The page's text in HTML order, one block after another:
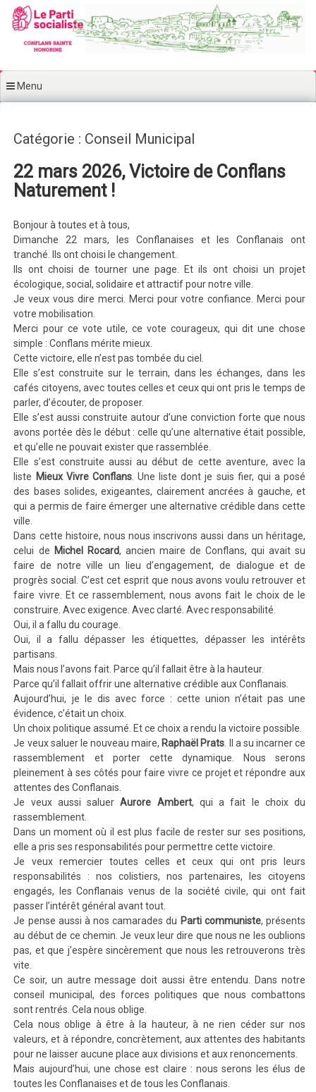
Aller au contenu principal
Menu
Catégorie : Conseil Municipal
22 mars 2026, Victoire de Conflans
Naturement !
Bonjour à toutes et à tous,
Dimanche 22 mars, les Conflanaises et les Conflanais ont
tranché. Ils ont choisi le changement.
Ils ont choisi de tourner une page. Et ils ont choisi un projet
écologique, social, solidaire et attractif pour notre ville.
Je veux vous dire merci. Merci pour votre confiance. Merci pour
votre mobilisation.
Merci pour ce vote utile, ce vote courageux, qui dit une chose
simple : Conflans mérite mieux.
Cette victoire, elle n’est pas tombée du ciel.
Elle s’est construite sur le terrain, dans les échanges, dans les
cafés citoyens, avec toutes celles et ceux qui ont pris le temps de
parler, d’écouter, de proposer.
Elle s’est aussi construite autour d’une conviction forte que nous
avons portée dès le début : celle qu’une alternative était possible,
et qu’elle ne pouvait exister que rassemblée.
Elle s’est construite aussi au début de cette aventure, avec la
liste Mieux Vivre Conflans. Une liste dont je suis fier, qui a posé
des bases solides, exigeantes, clairement ancrées à gauche, et
qui a permis de faire émerger une alternative crédible dans cette
ville.
Dans cette histoire, nous nous inscrivons aussi dans un héritage,
celui de Michel Rocard, ancien maire de Conflans, qui avait su
faire de notre ville un lieu d’engagement, de dialogue et de
progrès social. C’est cet esprit que nous avons voulu retrouver et
faire vivre. Et ce rassemblement, nous avons fait le choix de le
construire. Avec exigence. Avec clarté. Avec responsabilité.
Oui, il a fallu du courage.
Oui, il a fallu dépasser les étiquettes, dépasser les intérêts
partisans.
Mais nous l’avons fait. Parce qu’il fallait être à la hauteur.
Parce qu’il fallait offrir une alternative crédible aux Conflanais.
Aujourd’hui, je le dis avec force : cette union n’était pas une
évidence, c’était un choix.
Un choix politique assumé. Et ce choix a rendu la victoire possible.
Je veux saluer le nouveau maire, Raphaël Prats . Il a su incarner ce
rassemblement et porter cette dynamique. Nous serons
pleinement à ses côtés pour faire vivre ce projet et répondre aux
attentes des Conflanais.
Je veux aussi saluerAurore Ambert, qui a fait le choix du
rassemblement.
Dans un moment où il est plus facile de rester sur ses positions,
elle a pris ses responsabilités pour permettre cette victoire.
Je veux remercier toutes celles et ceux qui ont pris leurs
responsabilités : nos colistiers, nos partenaires, les citoyens
engagés, les Conflanais venus de la société civile, qui ont fait
passer l’intérêt général avant tout.
Je pense aussi à nos camarades du Parti communiste, présents
au début de ce chemin. Je veux leur dire que nous ne les oublions
pas, et que j’espère sincèrement que nous les retrouverons très
vite.
Ce soir, un autre message doit aussi être entendu. Dans notre
conseil municipal, des forces politiques que nous combattons
sont rentrés. Cela nous oblige.
Cela nous oblige à être à la hauteur, à ne rien céder sur nos
valeurs,et à répondre, concrètement, aux attentes des habitants
pour ne laisser aucune place aux divisions et aux renoncements.
Mais aujourd’hui, une chose est claire : nous serons les élus de
toutes les Conflanaises et de tous les Conflanais.